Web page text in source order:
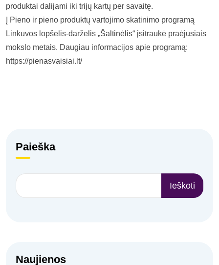
produktai dalijami iki trijų kartų per savaitę.
Į Pieno ir pieno produktų vartojimo skatinimo programą
Linkuvos lopšelis-darželis „Šaltinėlis“ įsitraukė praėjusiais
mokslo metais. Daugiau informacijos apie programą:
https://pienasvaisiai.lt/
Paieška
Ieškoti
Naujienos